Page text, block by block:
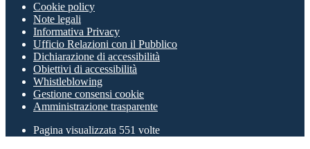
Cookie policy
Note legali
Informativa Privacy
Ufficio Relazioni con il Pubblico
Dichiarazione di accessibilità
Obiettivi di accessibilità
Whistleblowing
Gestione consensi cookie
Amministrazione trasparente
Pagina visualizzata 551 volte